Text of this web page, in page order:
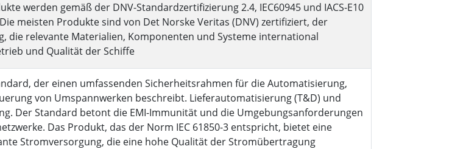
werden gemäß der DNV-Standardzertifizierung 2.4, IEC60945 und IACS-E10
meisten Produkte sind von Det Norske Veritas (DNV) zertifiziert, der
die relevante Materialien, Komponenten und Systeme international
und Qualität der Schiffe
der einen umfassenden Sicherheitsrahmen für die Automatisierung,
von Umspannwerken beschreibt. Lieferautomatisierung (T&D) und
Der Standard betont die EMI-Immunität und die Umgebungsanforderungen
Das Produkt, das der Norm IEC 61850-3 entspricht, bietet eine
Stromversorgung, die eine hohe Qualität der Stromübertragung